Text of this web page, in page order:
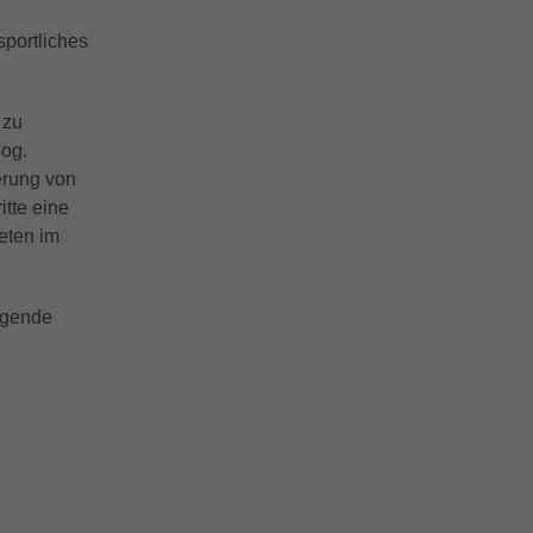
von
eine
im